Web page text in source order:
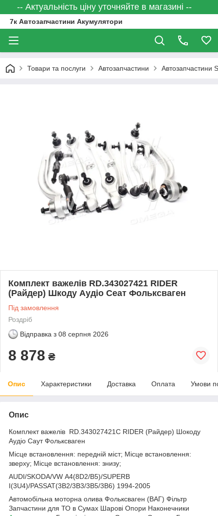
-- Актуальність ціну уточняйте в магазині --
7к Автозапчастини Акумулятори
Товари та послуги Автозапчастини Автозапчастини
Комплект важелів RD.343027421 RIDER
(Райдер) Шкоду Аудіо Сеат Фольксваген
Під замовлення
Роздріб
Відправка з 08 серпня 2026
8 878 ₴
Опис Характеристики Доставка Оплата Умови
Опис
Комплект важелів RD.343027421C RIDER (Райдер) Шокоду
Аудіо Саут Фольксваген
Місце встановлення: передній міст; Місце встановлення:
зверху; Місце встановлення: знизу;
AUDI/SKODA/VW A4(8D2/B5)/SUPERB
I(3U4)/PASSAT(3B2/3B3/3B5/3B6) 1994-2005
Автомобільна моторна олива Фольксваген (ВАГ) Фільтр
Запчастини для ТО в Сумах Шарові Опори Наконечники